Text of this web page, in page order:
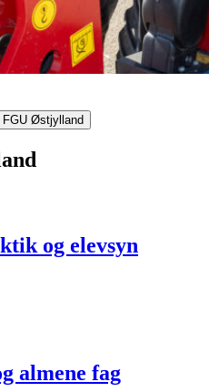
FGU Østjylland
og elevsyn
almene fag